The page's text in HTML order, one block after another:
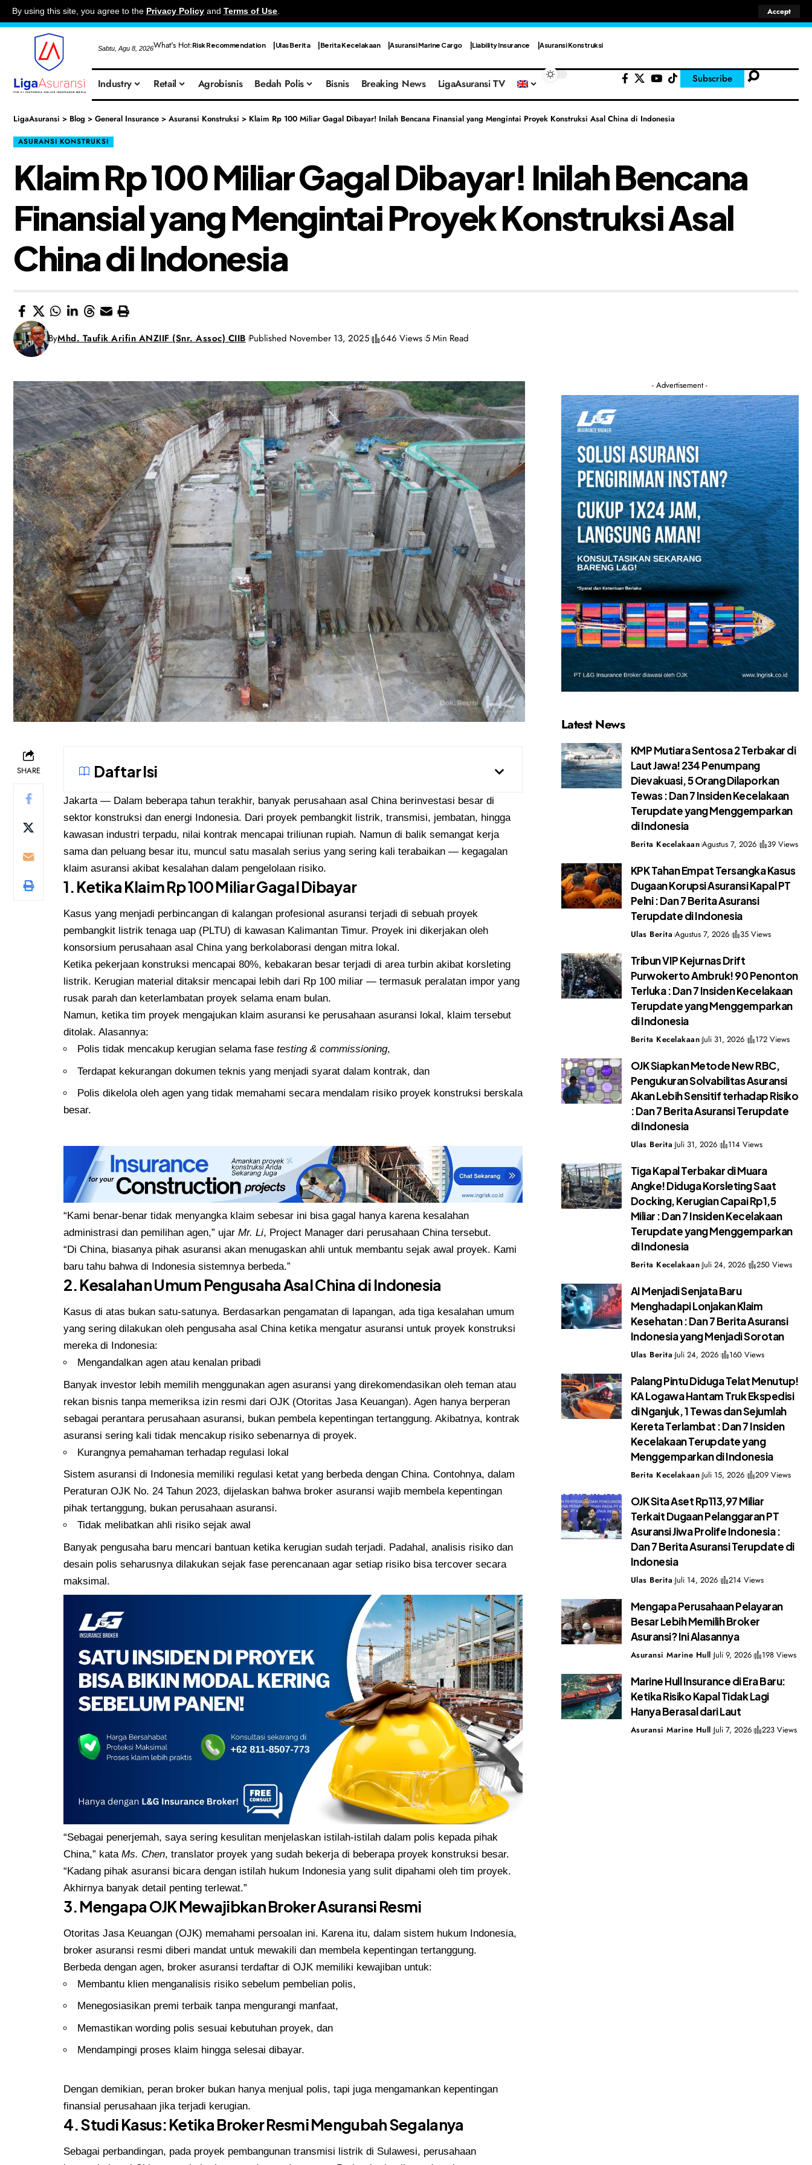
By using this site, you agree to the Privacy Policy and Terms of Use. Accept
Sabtu, Agu 8, 2026What's Hot:Risk Recommendation Ulas Berita Berita Kecelakaan Asuransi Marine Cargo Liability Insurance Asuransi Konstruksi
Industry Retail Agrobisnis Bedah Polis Bisnis Breaking News LigaAsuransi TV Subscribe
LigaAsuransi > Blog > General Insurance > Asuransi Konstruksi > Klaim Rp 100 Miliar Gagal Dibayar! Inilah Bencana Finansial yang Mengintai Proyek Konstruksi Asal China di Indonesia
ASURANSI KONSTRUKSI
Klaim Rp 100 Miliar Gagal Dibayar! Inilah Bencana
Finansial yang Mengintai Proyek Konstruksi Asal
China di Indonesia
ByMhd. Taufik Arifin ANZIIF (Snr. Assoc) CIIB Published November 13, 2025 646 Views 5 Min Read
SHARE Daftar Isi
Jakarta — Dalam beberapa tahun terakhir, banyak perusahaan asal China berinvestasi besar di
sektor konstruksi dan energi Indonesia. Dari proyek pembangkit listrik, transmisi, jembatan, hingga
kawasan industri terpadu, nilai kontrak mencapai triliunan rupiah. Namun di balik semangat kerja
sama dan peluang besar itu, muncul satu masalah serius yang sering kali terabaikan — kegagalan
klaim asuransi akibat kesalahan dalam pengelolaan risiko.
1. Ketika Klaim Rp 100 Miliar Gagal Dibayar
Kasus yang menjadi perbincangan di kalangan profesional asuransi terjadi di sebuah proyek
pembangkit listrik tenaga uap (PLTU) di kawasan Kalimantan Timur. Proyek ini dikerjakan oleh
konsorsium perusahaan asal China yang berkolaborasi dengan mitra lokal.
Ketika pekerjaan konstruksi mencapai 80%, kebakaran besar terjadi di area turbin akibat korsleting
listrik. Kerugian material ditaksir mencapai lebih dari Rp 100 miliar — termasuk peralatan impor yang
rusak parah dan keterlambatan proyek selama enam bulan.
Namun, ketika tim proyek mengajukan klaim asuransi ke perusahaan asuransi lokal, klaim tersebut
ditolak. Alasannya:
Polis tidak mencakup kerugian selama fasetesting & commissioning,
Terdapat kekurangan dokumen teknis yang menjadi syarat dalam kontrak, dan
Polis dikelola oleh agen yang tidak memahami secara mendalam risiko proyek konstruksi berskala
besar.
“Kami benar-benar tidak menyangka klaim sebesar ini bisa gagal hanya karena kesalahan
administrasi dan pemilihan agen,” ujarMr. Li, Project Manager dari perusahaan China tersebut.
“Di China, biasanya pihak asuransi akan menugaskan ahli untuk membantu sejak awal proyek. Kami
baru tahu bahwa di Indonesia sistemnya berbeda.”
2. Kesalahan Umum Pengusaha Asal China di Indonesia
Kasus di atas bukan satu-satunya. Berdasarkan pengamatan di lapangan, ada tiga kesalahan umum
yang sering dilakukan oleh pengusaha asal China ketika mengatur asuransi untuk proyek konstruksi
mereka di Indonesia:
Mengandalkan agen atau kenalan pribadi
Banyak investor lebih memilih menggunakan agen asuransi yang direkomendasikan oleh teman atau
rekan bisnis tanpa memeriksa izin resmi dari OJK (Otoritas Jasa Keuangan). Agen hanya berperan
sebagai perantara perusahaan asuransi, bukan pembela kepentingan tertanggung. Akibatnya, kontrak
asuransi sering kali tidak mencakup risiko sebenarnya di proyek.
Kurangnya pemahaman terhadap regulasi lokal
Sistem asuransi di Indonesia memiliki regulasi ketat yang berbeda dengan China. Contohnya, dalam
Peraturan OJK No. 24 Tahun 2023, dijelaskan bahwa broker asuransi wajib membela kepentingan
pihak tertanggung, bukan perusahaan asuransi.
Tidak melibatkan ahli risiko sejak awal
Banyak pengusaha baru mencari bantuan ketika kerugian sudah terjadi. Padahal, analisis risiko dan
desain polis seharusnya dilakukan sejak fase perencanaan agar setiap risiko bisa tercover secara
maksimal.
“Sebagai penerjemah, saya sering kesulitan menjelaskan istilah-istilah dalam polis kepada pihak
China,” kataMs. Chen, translator proyek yang sudah bekerja di beberapa proyek konstruksi besar.
“Kadang pihak asuransi bicara dengan istilah hukum Indonesia yang sulit dipahami oleh tim proyek.
Akhirnya banyak detail penting terlewat.”
3. Mengapa OJK Mewajibkan Broker Asuransi Resmi
Otoritas Jasa Keuangan (OJK) memahami persoalan ini. Karena itu, dalam sistem hukum Indonesia,
broker asuransi resmi diberi mandat untuk mewakili dan membela kepentingan tertanggung.
Berbeda dengan agen, broker asuransi terdaftar di OJK memiliki kewajiban untuk:
Membantu klien menganalisis risiko sebelum pembelian polis,
Menegosiasikan premi terbaik tanpa mengurangi manfaat,
Memastikan wording polis sesuai kebutuhan proyek, dan
Mendampingi proses klaim hingga selesai dibayar.
Dengan demikian, peran broker bukan hanya menjual polis, tapi juga mengamankan kepentingan
finansial perusahaan jika terjadi kerugian.
4. Studi Kasus: Ketika Broker Resmi Mengubah Segalanya
Sebagai perbandingan, pada proyek pembangunan transmisi listrik di Sulawesi, perusahaan
- Advertisement -
Latest News
KMP Mutiara Sentosa 2 Terbakar di
Laut Jawa! 234 Penumpang
Dievakuasi, 5 Orang Dilaporkan
Tewas : Dan 7 Insiden Kecelakaan
Terupdate yang Menggemparkan
di Indonesia
Berita Kecelakaan Agustus 7, 2026 39 Views
KPK Tahan Empat Tersangka Kasus
Dugaan Korupsi Asuransi Kapal PT
Pelni : Dan 7 Berita Asuransi
Terupdate di Indonesia
Ulas Berita Agustus 7, 2026 35 Views
Tribun VIP Kejurnas Drift
Purwokerto Ambruk! 90 Penonton
Terluka : Dan 7 Insiden Kecelakaan
Terupdate yang Menggemparkan
di Indonesia
Berita Kecelakaan Juli 31, 2026 172 Views
OJK Siapkan Metode New RBC,
Pengukuran Solvabilitas Asuransi
Akan Lebih Sensitif terhadap Risiko
: Dan 7 Berita Asuransi Terupdate
di Indonesia
Ulas Berita Juli 31, 2026 114 Views
Tiga Kapal Terbakar di Muara
Angke! Diduga Korsleting Saat
Docking, Kerugian Capai Rp1,5
Miliar : Dan 7 Insiden Kecelakaan
Terupdate yang Menggemparkan
di Indonesia
Berita Kecelakaan Juli 24, 2026 250 Views
AI Menjadi Senjata Baru
Menghadapi Lonjakan Klaim
Kesehatan : Dan 7 Berita Asuransi
Indonesia yang Menjadi Sorotan
Ulas Berita Juli 24, 2026 160 Views
Palang Pintu Diduga Telat Menutup!
KA Logawa Hantam Truk Ekspedisi
di Nganjuk, 1 Tewas dan Sejumlah
Kereta Terlambat : Dan 7 Insiden
Kecelakaan Terupdate yang
Menggemparkan di Indonesia
Berita Kecelakaan Juli 15, 2026 209 Views
OJK Sita Aset Rp113,97 Miliar
Terkait Dugaan Pelanggaran PT
Asuransi Jiwa Prolife Indonesia :
Dan 7 Berita Asuransi Terupdate di
Indonesia
Ulas Berita Juli 14, 2026 214 Views
Mengapa Perusahaan Pelayaran
Besar Lebih Memilih Broker
Asuransi? Ini Alasannya
Asuransi Marine Hull Juli 9, 2026 198 Views
Marine Hull Insurance di Era Baru:
Ketika Risiko Kapal Tidak Lagi
Hanya Berasal dari Laut
Asuransi Marine Hull Juli 7, 2026 223 Views